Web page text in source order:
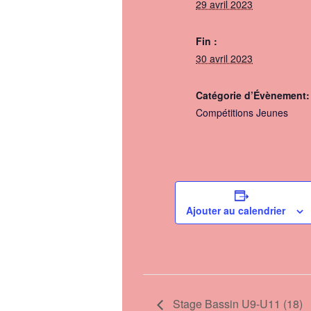
29 avril 2023
Fin :
30 avril 2023
Catégorie d’Évènement:
Compétitions Jeunes
Ajouter au calendrier
Stage Bassin U9-U11 (18)